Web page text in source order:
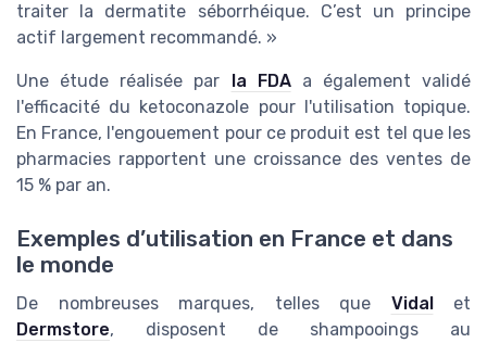
traiter la dermatite séborrhéique. C’est un principe
actif largement recommandé. »
Une étude réalisée par la FDAa également validé
l'efficacité du ketoconazole pour l'utilisation topique.
En France, l'engouement pour ce produit est tel que les
pharmacies rapportent une croissance des ventes de
15 % par an.
Exemples d’utilisation en France et dans
le monde
De nombreuses marques, telles que Vidalet
Dermstore, disposent de shampooings au